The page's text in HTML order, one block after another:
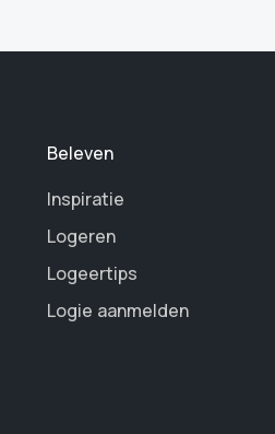
Beleven
Inspiratie
Logeren
Logeertips
Logie aanmelden